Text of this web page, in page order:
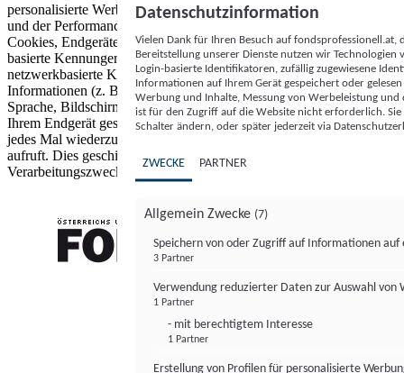
personalisierte Werbung und Inhalte, Messung von Werbeleistung
und der Performance von Inhalten sowie Zielgruppenforschung.
Cookies, Endgeräte- oder ähnliche Online-Kennungen (z. B. login-
basierte Kennungen, zufällig generierte Kennungen,
netzwerkbasierte Kennungen) können zusammen mit anderen
Informationen (z. B. Browsertyp und Browserinformationen,
Sprache, Bildschirmgröße, unterstützte Technologien usw.) auf
Ihrem Endgerät gespeichert oder von dort ausgelesen werden, um es
jedes Mal wiederzuerkennen, wenn es eine App oder einer Webseite
aufruft. Dies geschieht für einen oder mehrere der hier aufgeführten
Verarbeitungszwecke.
Datenschutzinformation
Vielen Dank für Ihren Besuch auf
Bereitstellung unserer Dienste nutzen wir Technologien
Login-basierte Identifikatoren, zufällig zugewiesene
Informationen auf Ihrem Gerät gespeichert oder
Werbung und Inhalte, Messung von Werbeleistung
ist für den Zugriff auf die Website nicht erforderlich.
Schalter ändern, oder später jederzeit via
ZWECKE PARTNER
Allgemein Zwecke (7)
Speichern von oder Zugriff auf Informationen auf
3 Partner
Verwendung reduzierter Daten zur Auswahl von
1 Partner
- mit berechtigtem Interesse
1 Partner
Erstellung von Profilen für personalisierte
FONDS professionell